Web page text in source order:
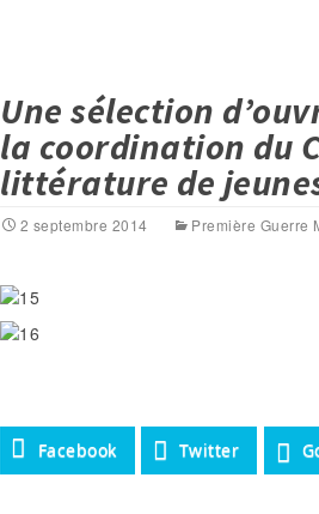
Une sélection
la coordination du
littérature de
2 septembre 2014 Première Guerre
Facebook Twitter